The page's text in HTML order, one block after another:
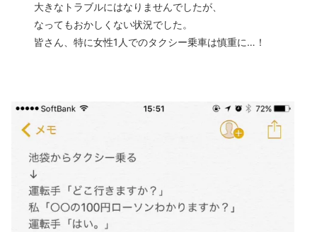
大きなトラブルにはなりませんでしたが、
なってもおかしくない状況でした。
皆さん、特に女性1人でのタクシー乗車は慎重に…！